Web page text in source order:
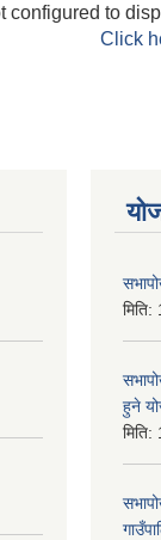
configured to
Click
मिति:
हुने
मिति: